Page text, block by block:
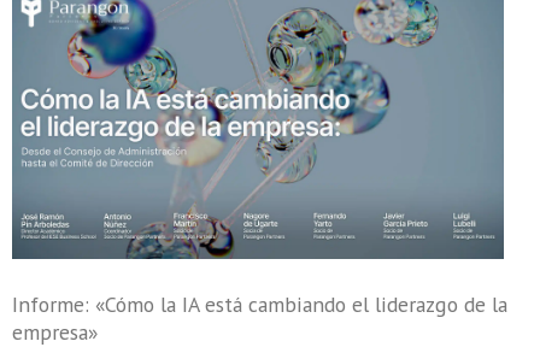
Informe: «Cómo la IA está cambiando el liderazgo de la
empresa»